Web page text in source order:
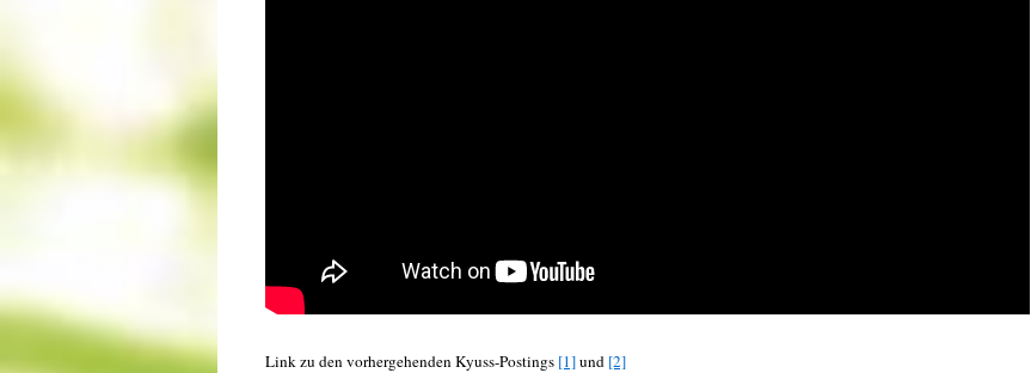
Link zu den vorhergehenden Kyuss-Postings [1]und [2]